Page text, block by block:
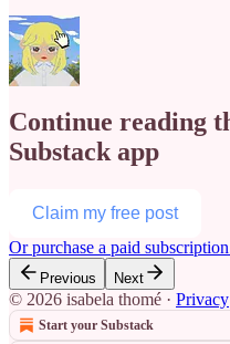
Continue reading
Substack app
Claim my free post
Or purchase a paid
Previous Next
© 2026 isabela thomé · Privacy
Start your Substack